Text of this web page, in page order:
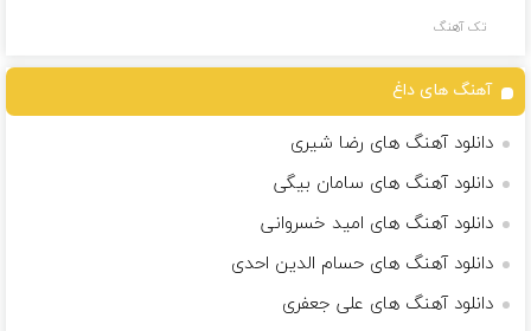
تک آهنگ
آهنگ های داغ
دانلود آهنگ های رضا شیری
دانلود آهنگ های سامان بیگی
دانلود آهنگ های امید خسروانی
دانلود آهنگ های حسام الدین احدی
دانلود آهنگ های علی جعفری